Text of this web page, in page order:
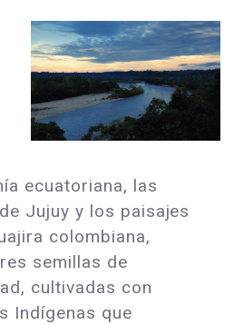
ecuatoriana, las
Jujuy y los paisajes
colombiana,
semillas de
cultivadas con
Indígenas que